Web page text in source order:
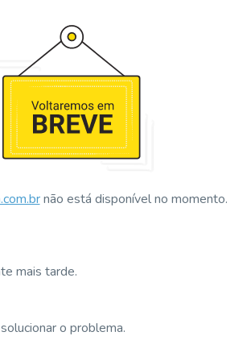
não está disponível no momento.
mais tarde.
o problema.